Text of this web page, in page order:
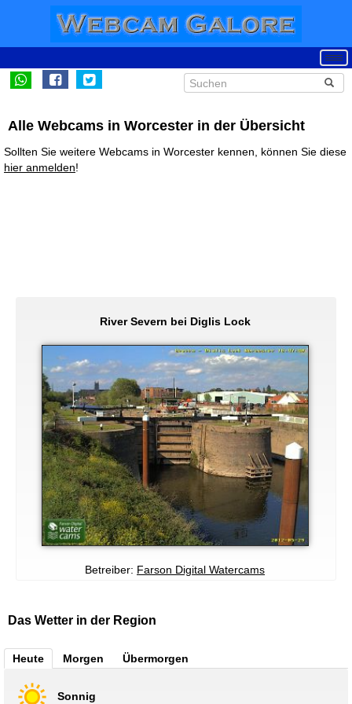
Alle Webcams in Worcester in der Übersicht
Sollten Sie weitere Webcams in Worcester kennen, können Sie diese
hier anmelden!
River Severn bei Diglis Lock
Betreiber: Farson Digital Watercams
Das Wetter in der Region
Heute Morgen Übermorgen
Sonnig